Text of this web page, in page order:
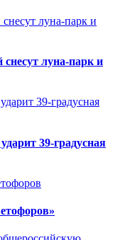
луна-парк и
39-градусная